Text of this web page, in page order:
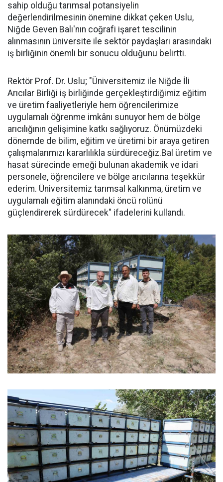
sahip olduğu tarımsal potansiyelin
değerlendirilmesinin önemine dikkat çeken Uslu,
Niğde Geven Balı'nın coğrafi işaret tescilinin
alınmasının üniversite ile sektör paydaşları arasındaki
iş birliğinin önemli bir sonucu olduğunu belirtti.
Rektör Prof. Dr. Uslu; "Üniversitemiz ile Niğde İli
Arıcılar Birliği iş birliğinde gerçekleştirdiğimiz eğitim
ve üretim faaliyetleriyle hem öğrencilerimize
uygulamalı öğrenme imkânı sunuyor hem de bölge
arıcılığının gelişimine katkı sağlıyoruz. Önümüzdeki
dönemde de bilim, eğitim ve üretimi bir araya getiren
çalışmalarımızı kararlılıkla sürdüreceğiz.Bal üretim ve
hasat sürecinde emeği bulunan akademik ve idari
personele, öğrencilere ve bölge arıcılarına teşekkür
ederim. Üniversitemiz tarımsal kalkınma, üretim ve
uygulamalı eğitim alanındaki öncü rolünü
güçlendirerek sürdürecek" ifadelerini kullandı.